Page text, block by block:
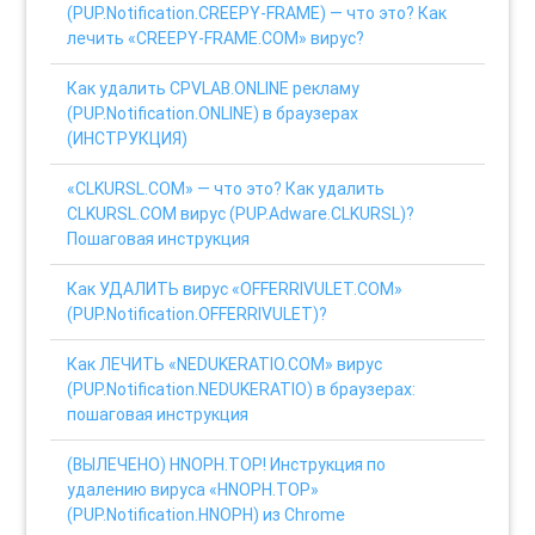
(PUP.Notification.CREEPY-FRAME) — что это? Как
лечить «CREEPY-FRAME.COM» вирус?
Как удалить CPVLAB.ONLINE рекламу
(PUP.Notification.ONLINE) в браузерах
(ИНСТРУКЦИЯ)
«CLKURSL.COM» — что это? Как удалить
CLKURSL.COM вирус (PUP.Adware.CLKURSL)?
Пошаговая инструкция
Как УДАЛИТЬ вирус «OFFERRIVULET.COM»
(PUP.Notification.OFFERRIVULET)?
Как ЛЕЧИТЬ «NEDUKERATIO.COM» вирус
(PUP.Notification.NEDUKERATIO) в браузерах:
пошаговая инструкция
(ВЫЛЕЧЕНО) HNOPH.TOP! Инструкция по
удалению вируса «HNOPH.TOP»
(PUP.Notification.HNOPH) из Chrome